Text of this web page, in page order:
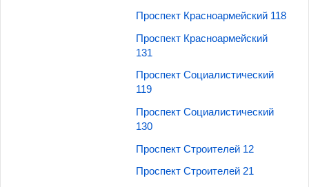
Проспект Красноармейский 118
Проспект Красноармейский
131
Проспект Социалистический
119
Проспект Социалистический
130
Проспект Строителей 12
Проспект Строителей 21